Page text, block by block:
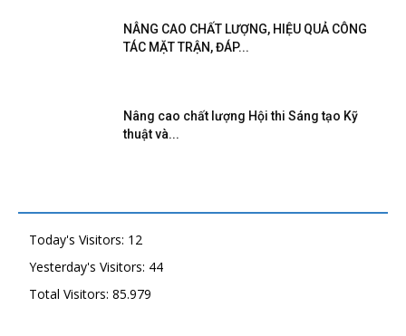
NÂNG CAO CHẤT LƯỢNG, HIỆU QUẢ CÔNG
TÁC MẶT TRẬN, ĐÁP...
Nâng cao chất lượng Hội thi Sáng tạo Kỹ
thuật và...
Today's Visitors: 12
Yesterday's Visitors: 44
Total Visitors: 85.979